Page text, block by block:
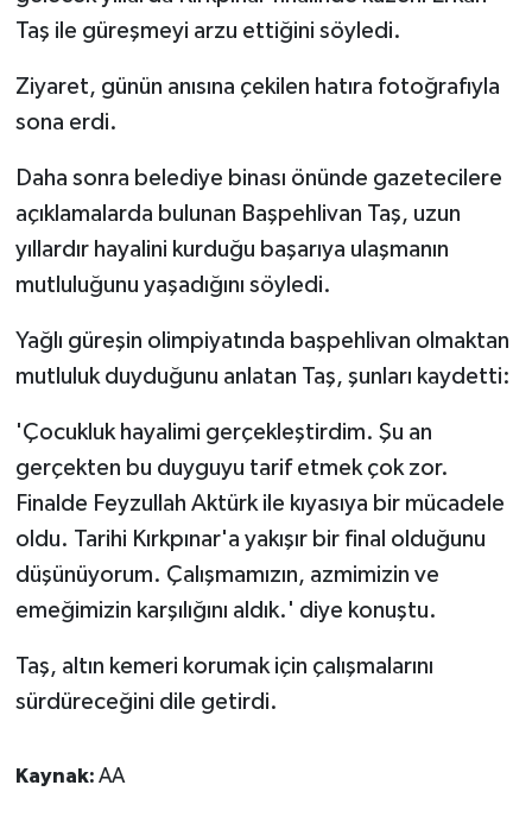
Taş ile güreşmeyi arzu ettiğini söyledi.
Ziyaret, günün anısına çekilen hatıra fotoğrafıyla
sona erdi.
Daha sonra belediye binası önünde gazetecilere
açıklamalarda bulunan Başpehlivan Taş, uzun
yıllardır hayalini kurduğu başarıya ulaşmanın
mutluluğunu yaşadığını söyledi.
Yağlı güreşin olimpiyatında başpehlivan olmaktan
mutluluk duyduğunu anlatan Taş, şunları kaydetti:
'Çocukluk hayalimi gerçekleştirdim. Şu an
gerçekten bu duyguyu tarif etmek çok zor.
Finalde Feyzullah Aktürk ile kıyasıya bir mücadele
oldu. Tarihi Kırkpınar'a yakışır bir final olduğunu
düşünüyorum. Çalışmamızın, azmimizin ve
emeğimizin karşılığını aldık.' diye konuştu.
Taş, altın kemeri korumak için çalışmalarını
sürdüreceğini dile getirdi.
Kaynak: AA